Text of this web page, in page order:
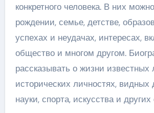
конкретного человека. В них
рождении, семье, детстве,
успехах и неудачах, интересах,
общество и многом другом.
рассказывать о жизни известных
исторических личностях, видных
науки, спорта, искусства и других